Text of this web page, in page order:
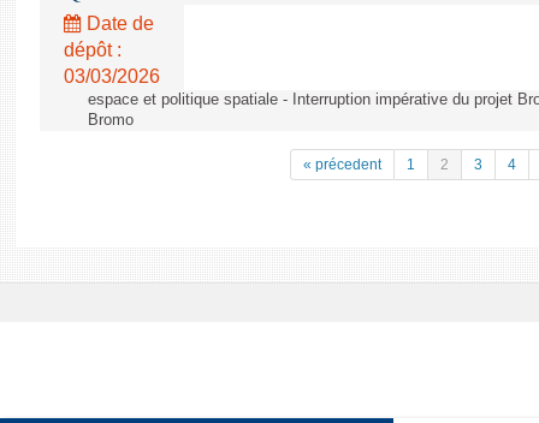
Date de
dépôt :
03/03/2026
espace et politique spatiale - Interruption impérative du projet
Bromo
« précedent 1 2 3 4